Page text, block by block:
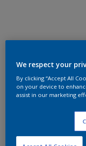
We respect your
By clicking “Accept All
on your device to
assist in our marketing